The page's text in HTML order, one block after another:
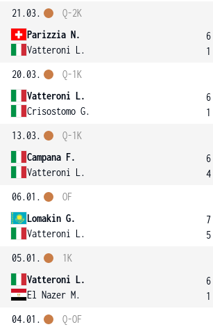
21.03.
Parizzia N.
Vatteroni L.
Q-2K
6
1
20.03.
Vatteroni L.
Crisostomo G.
Q-1K
6
1
13.03.
Campana F.
Vatteroni L.
Q-1K
6
4
06.01.
Lomakin G.
Vatteroni L.
OF
7
5
05.01.
Vatteroni L.
El Nazer M.
1K
6
1
04.01.
Q-OF